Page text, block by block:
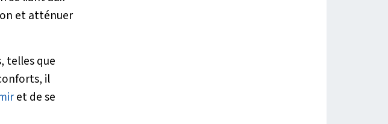
et atténuer
telles que
il
et de se